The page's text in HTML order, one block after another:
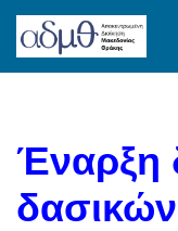
Skip
Έναρξη